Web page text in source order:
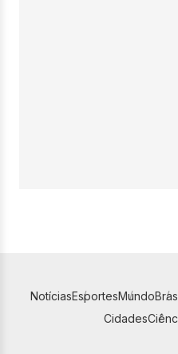
NotíciasEsportesMundo
Cidades